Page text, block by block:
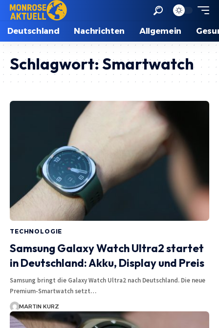
Deutschland Nachrichten Allgemein
Schlagwort:Smartwatch
TECHNOLOGIE
Samsung Galaxy Watch Ultra2 startet
in Deutschland: Akku, Display und Preis
Samsung bringt die Galaxy Watch Ultra2 nach Deutschland. Die neue
Premium-Smartwatch setzt…
MARTIN KURZ